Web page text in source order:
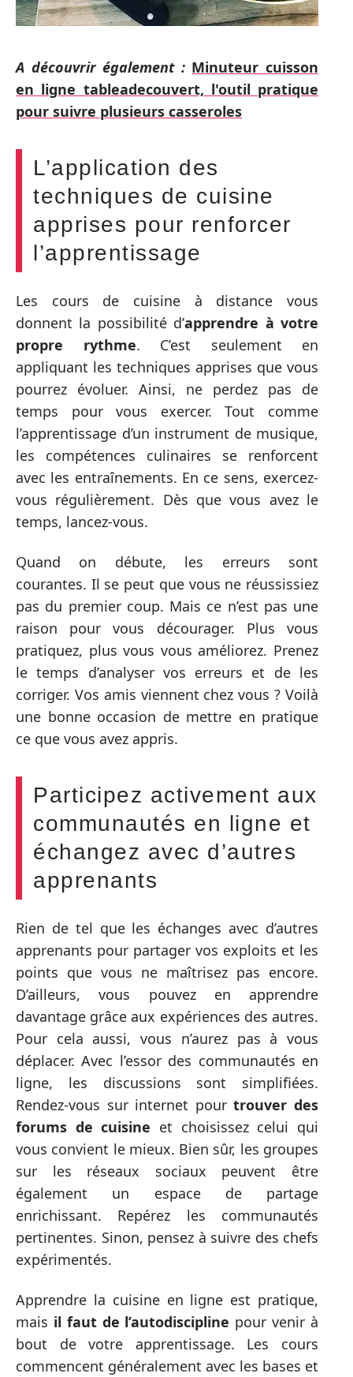
A découvrir également : Minuteur cuisson
en ligne tableadecouvert, l'outil pratique
pour suivre plusieurs casseroles
L’application des
techniques de cuisine
apprises pour renforcer
l’apprentissage
Les cours de cuisine à distance vous
donnent la possibilité d’apprendre à votre
propre rythme. C’est seulement en
appliquant les techniques apprises que vous
pourrez évoluer. Ainsi, ne perdez pas de
temps pour vous exercer. Tout comme
l’apprentissage d’un instrument de musique,
les compétences culinaires se renforcent
avec les entraînements. En ce sens, exercez-
vous régulièrement. Dès que vous avez le
temps, lancez-vous.
Quand on débute, les erreurs sont
courantes. Il se peut que vous ne réussissiez
pas du premier coup. Mais ce n’est pas une
raison pour vous décourager. Plus vous
pratiquez, plus vous vous améliorez. Prenez
le temps d’analyser vos erreurs et de les
corriger. Vos amis viennent chez vous ? Voilà
une bonne occasion de mettre en pratique
ce que vous avez appris.
Participez activement aux
communautés en ligne et
échangez avec d’autres
apprenants
Rien de tel que les échanges avec d’autres
apprenants pour partager vos exploits et les
points que vous ne maîtrisez pas encore.
D’ailleurs, vous pouvez en apprendre
davantage grâce aux expériences des autres.
Pour cela aussi, vous n’aurez pas à vous
déplacer. Avec l’essor des communautés en
ligne, les discussions sont simplifiées.
Rendez-vous sur internet pourtrouver des
forums de cuisine et choisissez celui qui
vous convient le mieux. Bien sûr, les groupes
sur les réseaux sociaux peuvent être
également un espace de partage
enrichissant. Repérez les communautés
pertinentes. Sinon, pensez à suivre des chefs
expérimentés.
Apprendre la cuisine en ligne est pratique,
mais il faut de l’autodiscipline pour venir à
bout de votre apprentissage. Les cours
commencent généralement avec les bases et